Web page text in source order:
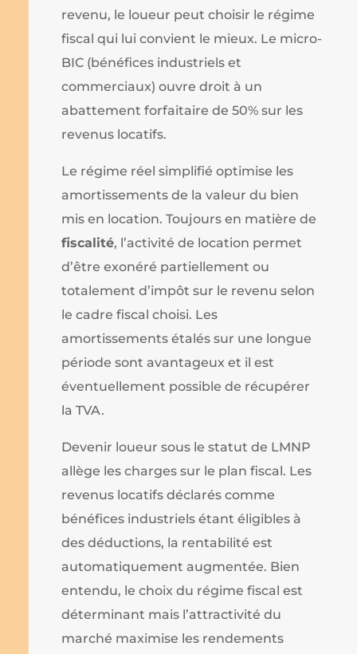
revenu, le loueur peut choisir le régime
fiscal qui lui convient le mieux. Le micro-
BIC (bénéfices industriels et
commerciaux) ouvre droit à un
abattement forfaitaire de 50% sur les
revenus locatifs.
Le régime réel simplifié optimise les
amortissements de la valeur du bien
mis en location. Toujours en matière de
fiscalité, l’activité de location permet
d’être exonéré partiellement ou
totalement d’impôt sur le revenu selon
le cadre fiscal choisi. Les
amortissements étalés sur une longue
période sont avantageux et il est
éventuellement possible de récupérer
la TVA.
Devenir loueur sous le statut de LMNP
allège les charges sur le plan fiscal. Les
revenus locatifs déclarés comme
bénéfices industriels étant éligibles à
des déductions, la rentabilité est
automatiquement augmentée. Bien
entendu, le choix du régime fiscal est
déterminant mais l’attractivité du
marché maximise les rendements